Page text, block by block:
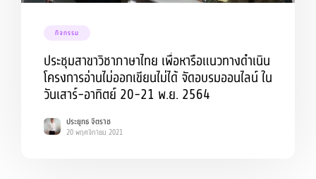
กิจกรรม
ประชุมสาขาวิชาภาษาไทย เพื่อหารือแนวทางดำเนิน
โครงการอ่านไม่ออกเขียนไม่ได้ จัดอบรมออนไลน์ ใน
วันเสาร์-อาทิตย์ 20-21 พ.ย. 2564
ประยุทธ จิตราช
20 พฤศจิกายน 2021